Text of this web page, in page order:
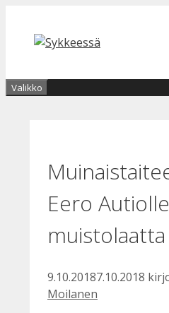
sisältöön
Valikko
Eero Autiolle
muistolaatta
9.10.20187.10.2018
Moilanen